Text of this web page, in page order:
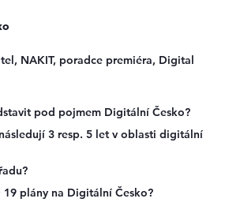
NAKIT, poradce premiéra, Digital
pod pojmem Digitální Česko?
3 resp. 5 let v oblasti digitální
plány na Digitální Česko?